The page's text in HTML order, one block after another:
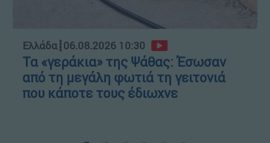
Ελλάδα┋06.08.2026 10:30
Τα «γεράκια» της Ψάθας: Έσωσαν
από τη μεγάλη φωτιά τη γειτονιά
που κάποτε τους έδιωχνε